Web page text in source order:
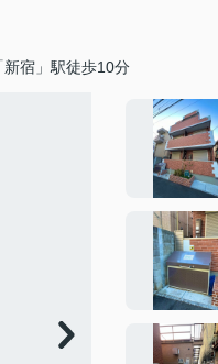
新宿」駅徒歩10分